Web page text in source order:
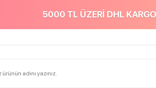
5000 TL ÜZERİ DHL